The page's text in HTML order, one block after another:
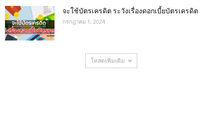
จะใช้บัตรเครดิต ระวังเรื่องดอกเบี้ยบัตรเครดิต
กรกฎาคม 1, 2024
โหลดเพิ่มเติม